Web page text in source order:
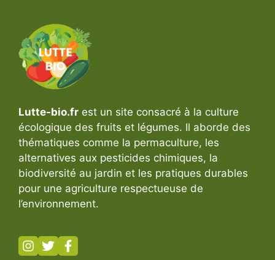
Lutte-bio.fr est un site consacré à la culture
écologique des fruits et légumes. Il aborde des
thématiques comme la permaculture, les
alternatives aux pesticides chimiques, la
biodiversité au jardin et les pratiques durables
pour une agriculture respectueuse de
l’environnement.